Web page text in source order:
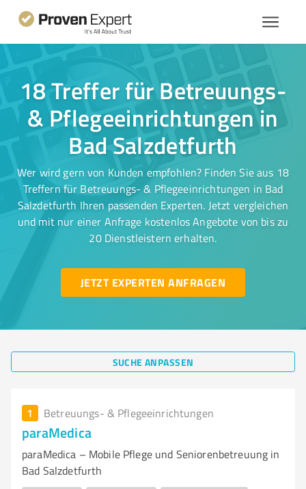
18 Treffer für Betreuungs-
& Pflegeeinrichtungen in
Bad Salzdetfurth
Wer wird gern von Kunden empfohlen? Finden Sie aus 18
Treffern für Betreuungs- & Pflegeeinrichtungen in Bad
Salzdetfurth Ihren passenden Experten. Jetzt vergleichen
und mit nur einer Anfrage kostenlos Angebote von bis zu
20 Dienstleistern erhalten.
JETZT EXPERTEN ANFRAGEN
SUCHE ANPASSEN
1 Betreuungs- & Pflegeeinrichtungen
paraMedica
paraMedica – Mobile Pflege und Seniorenbetreuung in
Bad Salzdetfurth